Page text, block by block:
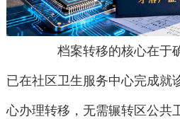
档案转移的核心在于
已在社区卫生服务中心完成就
心办理转移，无需辗转区公共